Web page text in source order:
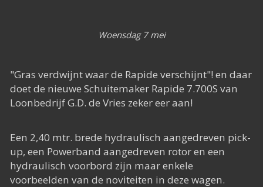
Het digitale tijdperk
Woensdag 7 mei
"Gras verdwijnt waar de Rapide verschijnt"! en daar
doet de nieuwe Schuitemaker Rapide 7.700S van
Loonbedrijf G.D. de Vries zeker eer aan!
Een 2,40 mtr. brede hydraulisch aangedreven pick-
up, een Powerband aangedreven rotor en een
hydraulisch voorbord zijn maar enkele
voorbeelden van de noviteiten in deze wagen.